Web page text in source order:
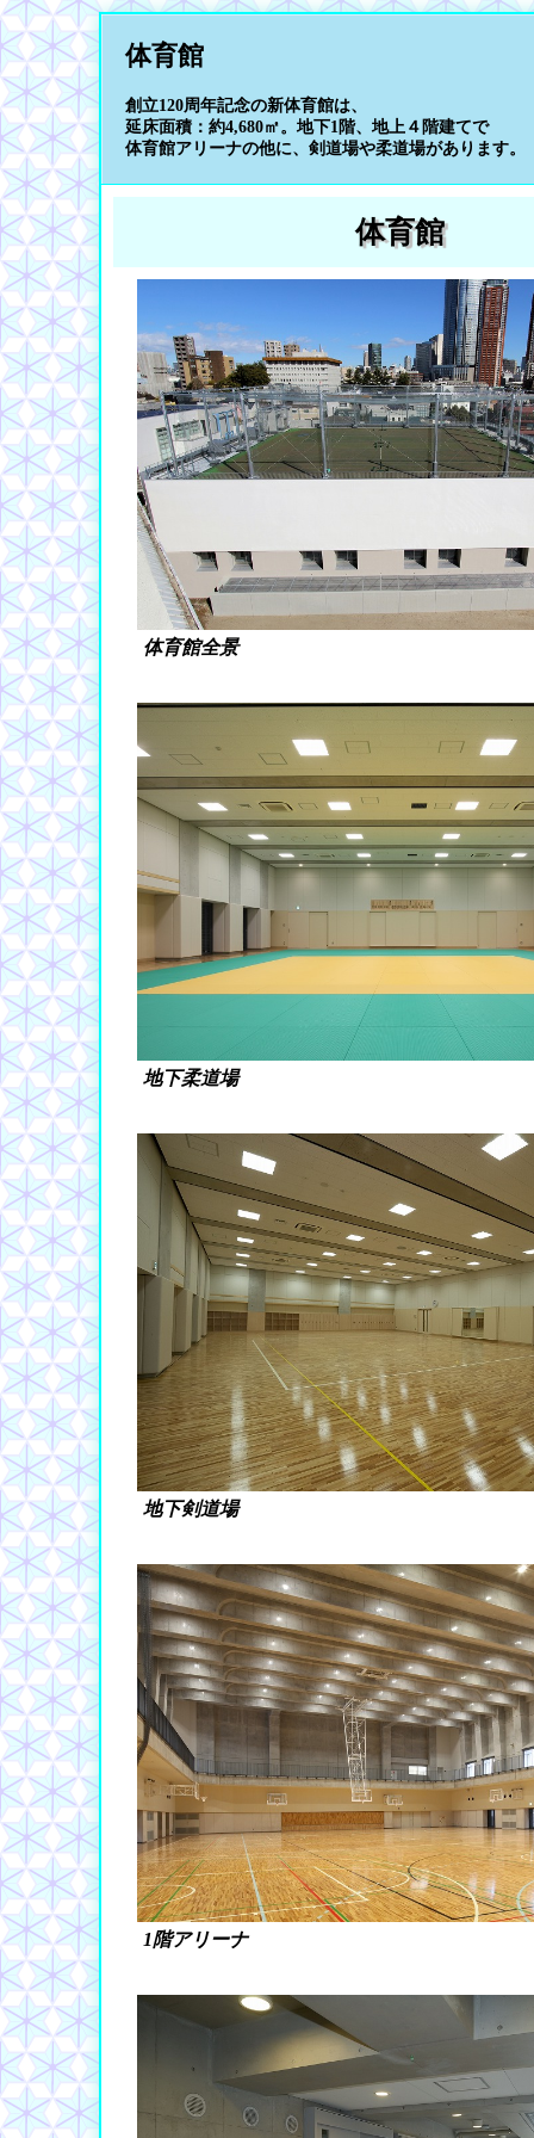
体育館
創立120周年記念の新体育館は、
延床面積：約4,680㎡。地下1階、地上４階建てで
体育館アリーナの他に、剣道場や柔道場があります。
体育館
体育館全景
地下柔道場
地下剣道場
1階アリーナ